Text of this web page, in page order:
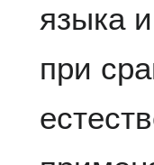
языка
при